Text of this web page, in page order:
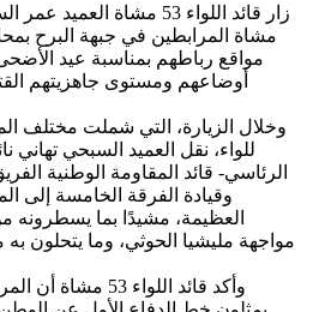
مشاة المرابطين في جبهة البرح
مواقع رباطهم بمناسبة عيد
أوضاعهم ومستوى جاهزيتهم
وخلال الزيارة، التي شملت مختلف
للواء، نقل العميد السبحي
الرئاسي- قائد المقاومة الوطنية
وقيادة الفرقة الخامسة إلى
العظيمة، مشيدًا بما
مواجهة مليشيا الحوثي، وما يتحلون
وأكد قائد اللواء